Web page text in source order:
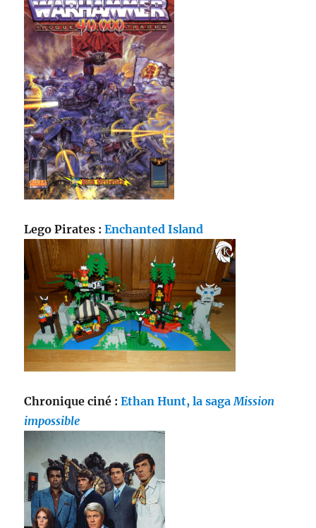
Lego Pirates :Enchanted Island
Chronique ciné :Ethan Hunt, la saga Mission
impossible